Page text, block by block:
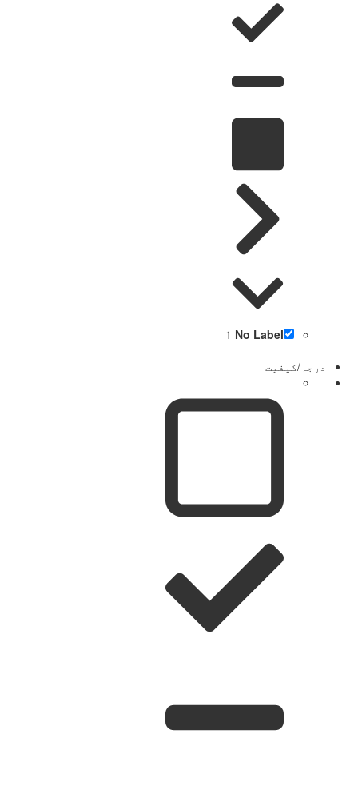
No Label
1
درجہ/کیفیت